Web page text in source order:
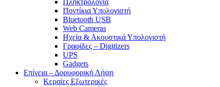
Πληκτρολόγια
Ποντίκια Υπολογιστή
Bluetooth USB
Web Cameras
Ηχεία & Ακουστικά Υπολογιστή
Γραφίδες – Digitizers
UPS
Gadgets
Επίγεια – Δορυφορική Λήψη
Κεραίες Εξωτερικές